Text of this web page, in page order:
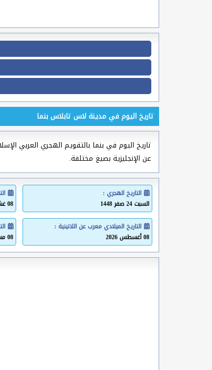
تاريخ اليوم في مدينة لاس تابلاس بنما
تاريخ اليوم في بنما بالتقويم الهجري العربي
عن الإنجليزية بصيغ مختلفة.
التاريخ الهجري :
السبت 24 صفر 1448
08 غشت 2026
التاريخ الميلادي معرب عن اللاتينية :
08 أغسطس 2026
08 مسرى 2026